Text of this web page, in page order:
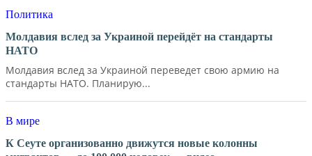
Политика
Молдавия вслед за Украиной перейдёт на стандарты
НАТО
Молдавия вслед за Украиной переведет свою армию на
стандарты НАТО. Планирую...
В мире
К Сеуте организованно движутся новые колонны